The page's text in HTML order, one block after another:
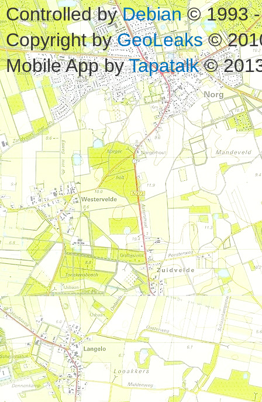
Controlled byDebian© 1993
Copyright byGeoLeaks©
Mobile App byTapatalk©